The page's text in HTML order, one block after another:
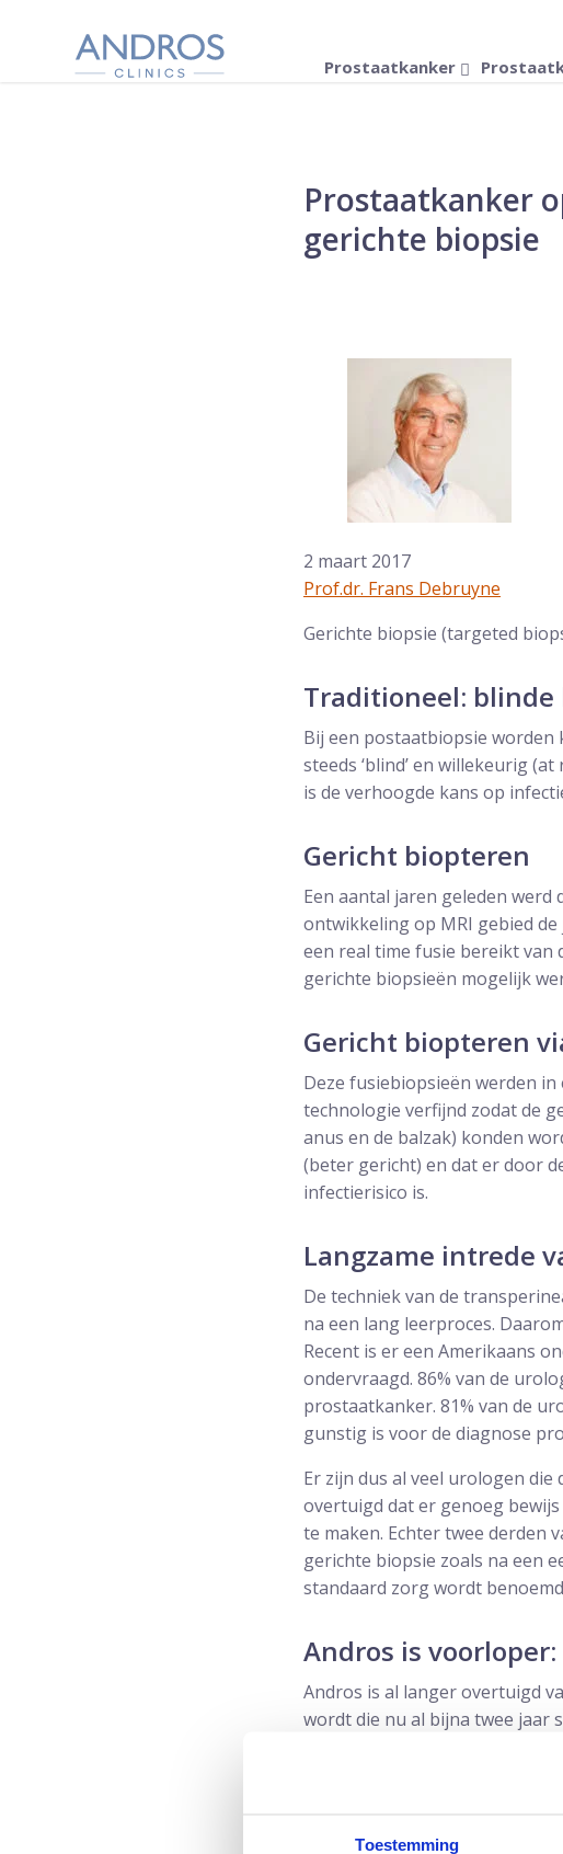
Toestemming
Prostaatkanker
Prostaatkanker
gerichte biopsie
2 maart 2017
Prof.dr. Frans Debruyne
Gerichte biopsie (targeted
Traditioneel: blinde
Bij een postaatbiopsie
steeds ‘blind’ en willekeurig
is de verhoogde kans op
Gericht biopteren
Een aantal jaren geleden
ontwikkeling op MRI gebied
een real time fusie bereikt van
gerichte biopsieën mogelijk
Gericht biopteren
Deze fusiebiopsieën werden
technologie verfijnd zodat de
anus en de balzak) konden
(beter gericht) en dat er door
infectierisico is.
Langzame intrede
De techniek van de
na een lang leerproces.
Recent is er een Amerikaans
ondervraagd. 86% van de
prostaatkanker. 81% van de
gunstig is voor de diagnose
Er zijn dus al veel urologen die
overtuigd dat er genoeg
te maken. Echter twee derden
gerichte biopsie zoals na een
standaard zorg wordt
Andros is
Andros is al langer overtuigd
wordt die nu al bijna twee jaar
Lees verder over prostaatkanker